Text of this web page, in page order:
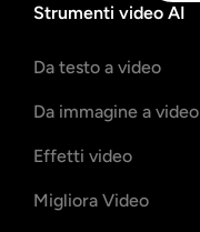
Strumenti video AI
Da testo a video
Da immagine a video
Effetti video
Migliora Video